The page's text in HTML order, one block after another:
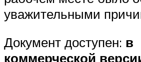
уважительными
Документ доступен: в
коммерческой